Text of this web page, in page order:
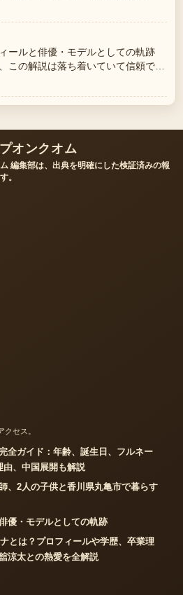
今日の中でも特に読みやすいです。
ールと俳優・モデルとしての軌跡
この解説は落ち着いていて信頼でき
オンクオム
編集部は、出典を明確にした検証済みの報
。
セス。
全ガイド：年齢、誕生日、フルネー
由、中国展開も解説
、2人の子供と香川県丸亀市で暮らす
優・モデルとしての軌跡
とは？プロフィールや学歴、卒業理
涼太との熱愛を全解説